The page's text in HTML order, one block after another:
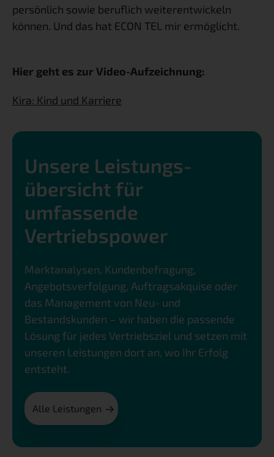
persönlich sowie beruflich weiterentwickeln
können. Und das hat ECON TEL mir ermöglicht.
Hier geht es zur Video-Aufzeichnung:
Kira: Kind und Karriere
Unsere Leistungs­
übersicht für
umfassende
Vertriebspower
Marktanalysen, Kundenbefragung,
Angebotsverfolgung, Auftragsakquise oder
das Management von Neu- und
Bestandskunden – wir haben die passende
Lösung für jedes Vertriebsziel und setzen mit
unseren Leistungen dort an, wo Ihr Erfolg
entsteht.
Alle Leistungen